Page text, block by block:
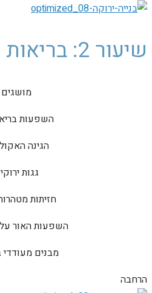
שיעור 2: בריאות וביופיליה
מושגים
השפעות
הגינה
גגות
חזיתות
השפעות האור
מבנים מעודדי
הרחבה